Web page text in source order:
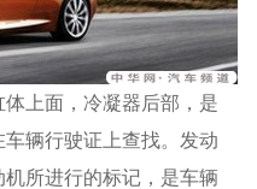
上面，冷凝器后部，是
辆行驶证上查找。发动
所进行的标记，是车辆